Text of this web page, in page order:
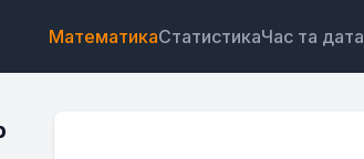
МатематикаСтатистикаЧас та дата